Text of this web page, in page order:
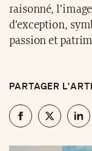
raisonné,
d’exception,
passion et
PARTAGER